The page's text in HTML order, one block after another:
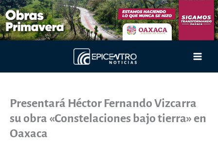
Ir
al
contenido
Presentará Héctor Fernando Vizcarra
su obra «Constelaciones bajo tierra» en
Oaxaca